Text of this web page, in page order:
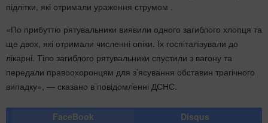
підлітки, які отримали ураження струмом .
«По прибуттю рятувальники виявили одного загиблого хлопця та
ще двох, які отримали численні опіки. Їх госпіталізували до
лікарні. Тіло загиблого рятувальники спустили з вагону та
передали правоохоронцям для з’ясування обставин трагічного
випадку», — сказано в повідомленні ДСНС.
FaceBook Disqus